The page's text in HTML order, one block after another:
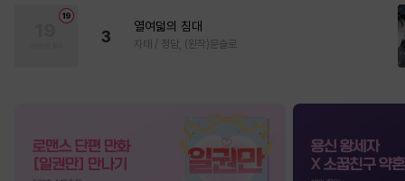
3
열여덟의 침대
자태 / 청담, (원작)문슬로